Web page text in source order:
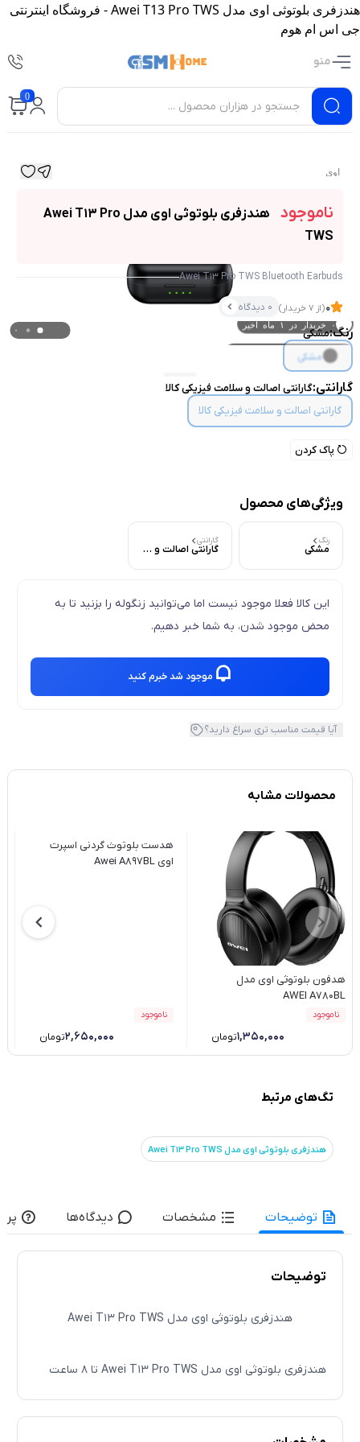
هندزفری بلوتوثی اوی مدل Awei T13 Pro TWS - فروشگاه اینترنتی
جی اس ام هوم
منو
0
۰ بازدید در ۲۴ ساعت اخیر
۰ خریدار در ۱ ماه اخیر
اوی
ناموجود
هندزفری بلوتوثی اوی مدل Awei T13 Pro
TWS
Awei T13 Pro TWS Bluetooth Earbuds
0(از 7 خریدار) 0 دیدگاه
رنگ:مشکی
مشکی
گارانتی:گارانتی اصالت و سلامت فیزیکی کالا
گارانتی اصالت و سلامت فیزیکی کالا
پاک کردن
ویژگی‌های محصول
رنگ
مشکی
گارانتی
گارانتی اصالت و سلامت فیزیکی کالا
این کالا فعلا موجود نیست اما می‌توانید زنگوله را بزنید تا به
محض موجود شدن، به شما خبر دهیم.
موجود شد خبرم کنید
آیا قیمت مناسب تری سراغ دارید؟
محصولات مشابه
هدفون بلوتوثی اوی مدل
AWEI A780BL
ناموجود
۱,۳۵۰,۰۰۰تومان
هدست بلوتوث گردنی اسپرت
اوی Awei A897BL
ناموجود
۲,۶۵۰,۰۰۰تومان
تگ‌های مرتبط
هندزفری بلوتوثی اوی مدل Awei T13 Pro TWS
توضیحات مشخصات دیدگاه‌ها
توضیحات
هندزفری بلوتوثی اوی مدل Awei T13 Pro TWS
هندزفری بلوتوثی اوی مدل Awei T13 Pro TWS تا 8 ساعت
ساعت مداوم از گوش دادن به موزیک با کیفیت بالا لذت ببرید.
این هندزفری بی سیم با توجه به ورژن بلوتوث 5.1 و همچنین